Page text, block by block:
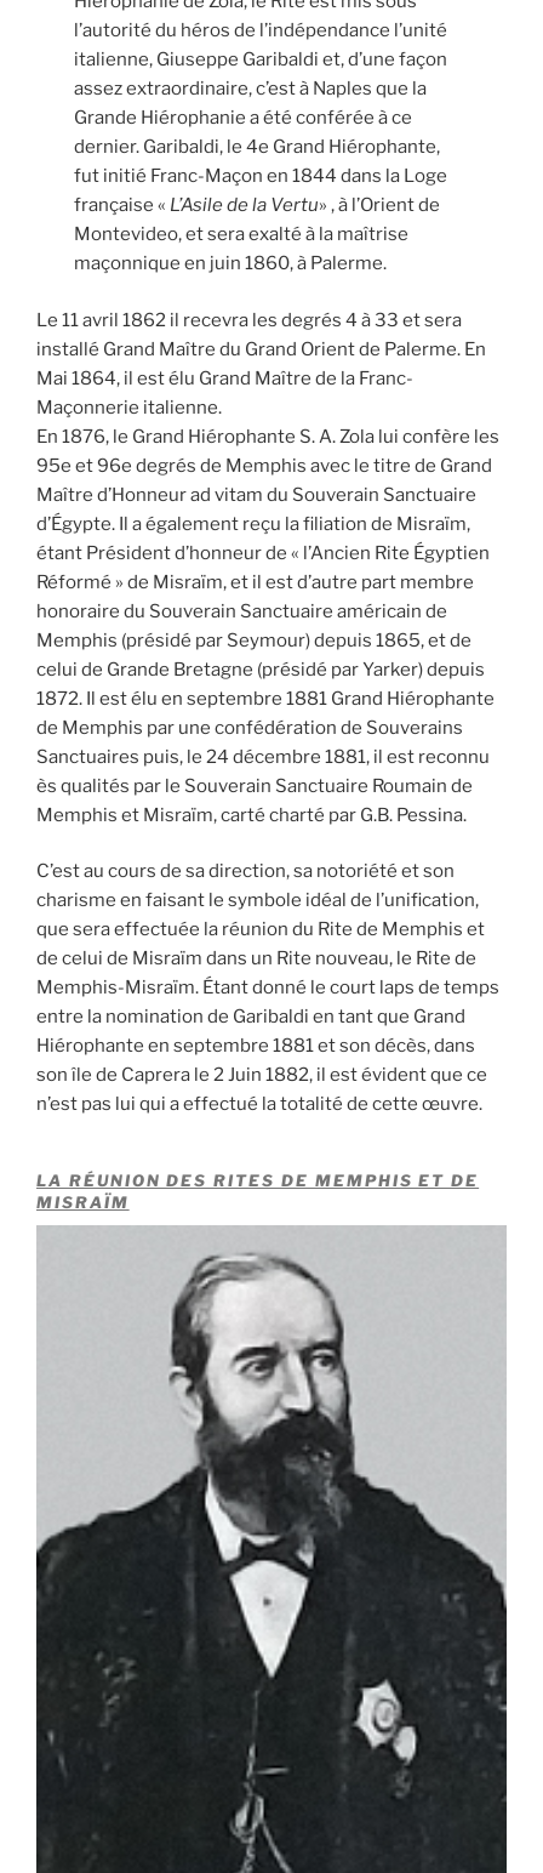
l’autorité du héros de l’indépendance l’unité
italienne, Giuseppe Garibaldi et, d’une façon
assez extraordinaire, c’est à Naples que la
Grande Hiérophanie a été conférée à ce
dernier. Garibaldi, le 4e Grand Hiérophante,
fut initié Franc-Maçon en 1844 dans la Loge
française « L’Asile de la Vertu» , à l’Orient de
Montevideo, et sera exalté à la maîtrise
maçonnique en juin 1860, à Palerme.
Le 11 avril 1862 il recevra les degrés 4 à 33 et sera
installé Grand Maître du Grand Orient de Palerme. En
Mai 1864, il est élu Grand Maître de la Franc-
Maçonnerie italienne.
En 1876, le Grand Hiérophante S. A. Zola lui confère les
95e et 96e degrés de Memphis avec le titre de Grand
Maître d’Honneur ad vitam du Souverain Sanctuaire
d’Égypte. Il a également reçu la filiation de Misraïm,
étant Président d’honneur de « l’Ancien Rite Égyptien
Réformé » de Misraïm, et il est d’autre part membre
honoraire du Souverain Sanctuaire américain de
Memphis (présidé par Seymour) depuis 1865, et de
celui de Grande Bretagne (présidé par Yarker) depuis
1872. Il est élu en septembre 1881 Grand Hiérophante
de Memphis par une confédération de Souverains
Sanctuaires puis, le 24 décembre 1881, il est reconnu
ès qualités par le Souverain Sanctuaire Roumain de
Memphis et Misraïm, carté charté par G.B. Pessina.
C’est au cours de sa direction, sa notoriété et son
charisme en faisant le symbole idéal de l’unification,
que sera effectuée la réunion du Rite de Memphis et
de celui de Misraïm dans un Rite nouveau, le Rite de
Memphis-Misraïm. Étant donné le court laps de temps
entre la nomination de Garibaldi en tant que Grand
Hiérophante en septembre 1881 et son décès, dans
son île de Caprera le 2 Juin 1882, il est évident que ce
n’est pas lui qui a effectué la totalité de cette œuvre.
LA RÉUNION DES RITES DE MEMPHIS ET DE
MISRAÏM